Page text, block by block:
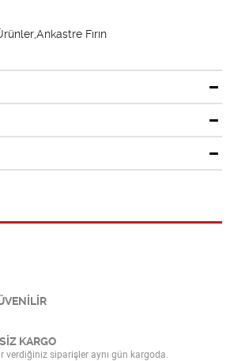
Fırın
KARGO
verdiğiniz siparişler aynı gün kargoda.